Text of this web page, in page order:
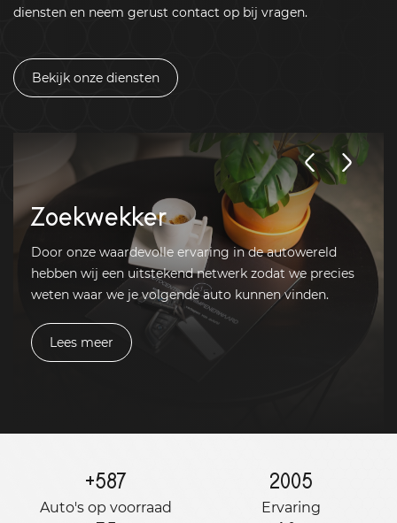
diensten en neem gerust contact op bij vragen.
Bekijk onze diensten
Zoekwekker
Door onze waardevolle ervaring in de autowereld
hebben wij een uitstekend netwerk zodat we precies
weten waar we je volgende auto kunnen vinden.
Lees meer
+587
Auto's op voorraad
2005
Ervaring